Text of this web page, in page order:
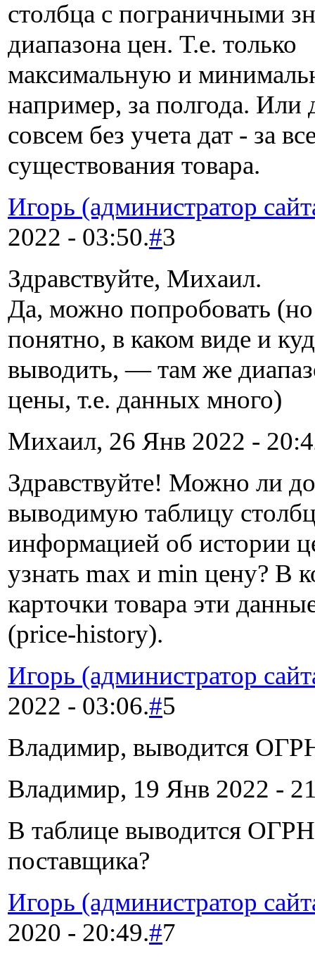
столбца с пограничными
диапазона цен. Т.е. только
максимальную и
например, за полгода. Или
совсем без учета дат - за
существования товара.
Игорь (администратор
2022 - 03:50.#3
Здравствуйте, Михаил.
Да, можно попробовать
понятно, в каком виде и
выводить, — там же
цены, т.е. данных много)
Михаил, 26 Янв 2022 -
Здравствуйте! Можно ли
выводимую таблицу
информацией об истории
узнать max и min цену? В
карточки товара эти
(price-history).
Игорь (администратор
2022 - 03:06.#5
Владимир, выводится
Владимир, 19 Янв 2022 -
В таблице выводится
поставщика?
Игорь (администратор
2020 - 20:49.#7